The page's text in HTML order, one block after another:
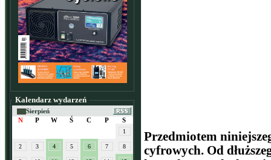
Kalendarz wydarzeń
Sierpień
N
P W Ś C P S
1
2 3 4 5 6 7 8
Przedmiotem
cyfrowych. Od